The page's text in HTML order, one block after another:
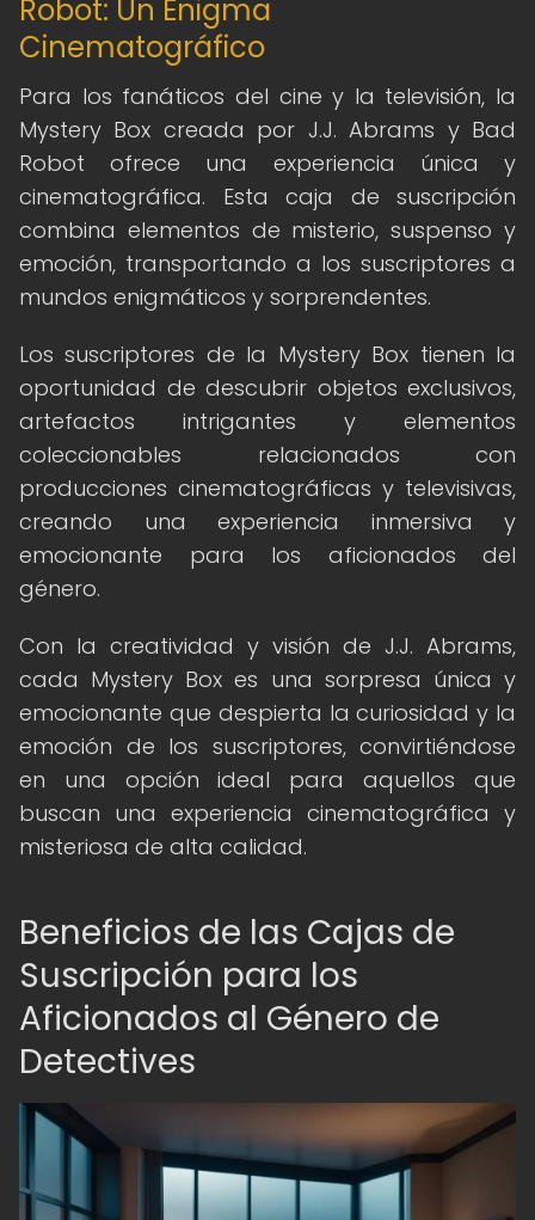
Robot: Un Enigma
Cinematográfico
Para los fanáticos del cine y la televisión, la
Mystery Box creada por J.J. Abrams y Bad
Robot ofrece una experiencia única y
cinematográfica. Esta caja de suscripción
combina elementos de misterio, suspenso y
emoción, transportando a los suscriptores a
mundos enigmáticos y sorprendentes.
Los suscriptores de la Mystery Box tienen la
oportunidad de descubrir objetos exclusivos,
artefactos intrigantes y elementos
coleccionables relacionados con
producciones cinematográficas y televisivas,
creando una experiencia inmersiva y
emocionante para los aficionados del
género.
Con la creatividad y visión de J.J. Abrams,
cada Mystery Box es una sorpresa única y
emocionante que despierta la curiosidad y la
emoción de los suscriptores, convirtiéndose
en una opción ideal para aquellos que
buscan una experiencia cinematográfica y
misteriosa de alta calidad.
Beneficios de las Cajas de
Suscripción para los
Aficionados al Género de
Detectives